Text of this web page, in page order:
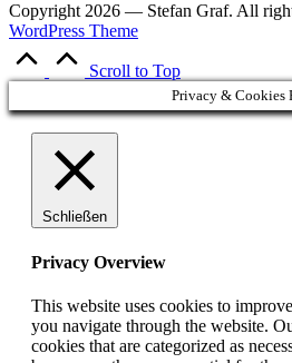
Copyright 2026 — Stefan Graf. All
WordPress Theme
Scroll to Top
Privacy & Cookies
Schließen
Privacy Overview
This website uses cookies to
you navigate through the website.
cookies that are categorized as